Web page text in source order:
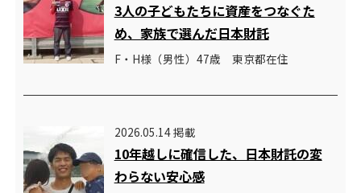
3人の子どもたちに資産をつなぐた
め、家族で選んだ日本財託
F・H様（男性）47歳 東京都在住
2026.05.14 掲載
10年越しに確信した、日本財託の変
わらない安心感